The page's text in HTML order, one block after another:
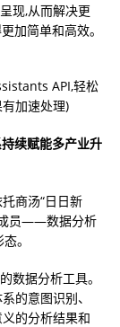
现,从而解决更
加简单和⾼效。
API,轻松
加速处理)
续赋能多产业升
商汤“日日新
成员——数据分析
。
数据分析工具。
的意图识别、
的分析结果和